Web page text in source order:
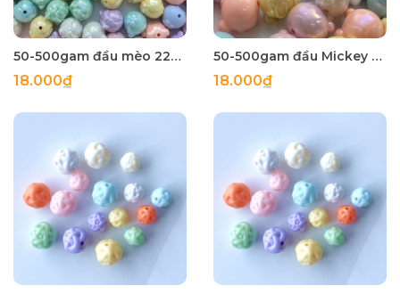
50-500gam đầu mèo 22mm,hạt charm holo bóng đẹp có lỗ xỏ
18.000₫
50-500gam đầu Mickey 17mm,hạt charm holo bóng đẹp có lỗ xỏ
18.000₫